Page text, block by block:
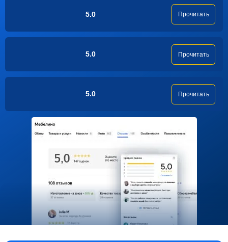
5.0 Прочитать
5.0 Прочитать
5.0 Прочитать